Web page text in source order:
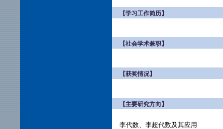
【学习工作简历】
【社会学术兼职】
【获奖情况】
【主要研究方向】
李代数、李超代数及其应用